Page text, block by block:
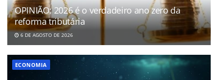
OPINIÃO: 2026 é o verdadeiro ano zero da
reforma tributária
6 DE AGOSTO DE 2026
ECONOMIA